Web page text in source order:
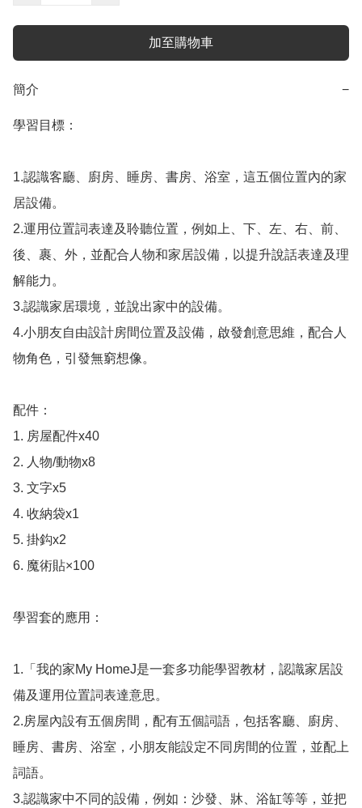
加至購物車
簡介 −
學習目標：
1.認識客廳、廚房、睡房、書房、浴室，這五個位置內的家
居設備。
2.運用位置詞表達及聆聽位置，例如上、下、左、右、前、
後、裹、外，並配合人物和家居設備，以提升說話表達及理
解能力。
3.認識家居環境，並說出家中的設備。
4.小朋友自由設計房間位置及設備，啟發創意思維，配合人
物角色，引發無窮想像。
配件：
1. 房屋配件x40
2. 人物/動物x8
3. 文字x5
4. 收納袋x1
5. 掛鈎x2
6. 魔術貼×100
學習套的應用：
1.「我的家My HomeJ是一套多功能學習教材，認識家居設
備及運用位置詞表達意思。
2.房屋內設有五個房間，配有五個詞語，包括客廳、廚房、
睡房、書房、浴室，小朋友能設定不同房間的位置，並配上
詞語。
3.認識家中不同的設備，例如：沙發、牀、浴缸等等，並把